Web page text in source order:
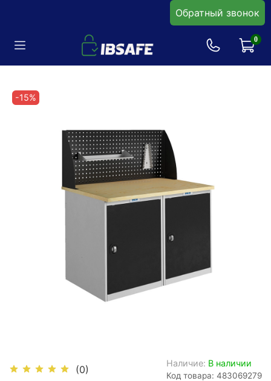
Обратный звонок
0
-15%
(0)
Наличие: В наличии
Код товара: 483069279